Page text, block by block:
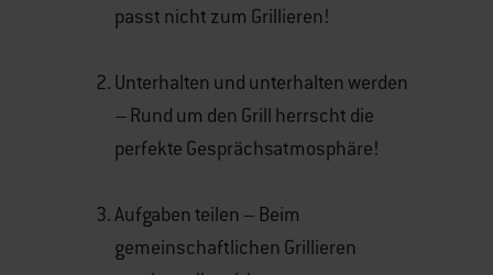
passt nicht zum Grillieren!
Unterhalten und unterhalten werden
– Rund um den Grill herrscht die
perfekte Gesprächsatmosphäre!
Aufgaben teilen – Beim
gemeinschaftlichen Grillieren